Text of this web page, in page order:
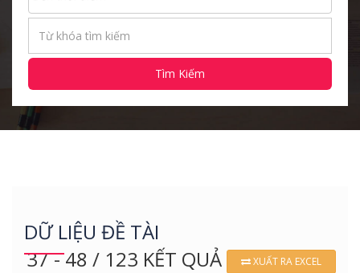
Tìm Kiếm
DỮ LIỆU ĐỀ TÀI
37 - 48 / 123 KẾT QUẢ
XUẤT RA EXCEL